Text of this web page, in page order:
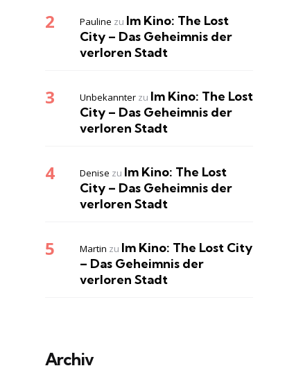
Pauline zu Im Kino: The Lost
City – Das Geheimnis der
verloren Stadt
Unbekannter zu Im Kino: The Lost
City – Das Geheimnis der
verloren Stadt
Denise zu Im Kino: The Lost
City – Das Geheimnis der
verloren Stadt
Martin zu Im Kino: The Lost City
– Das Geheimnis der
verloren Stadt
Archiv